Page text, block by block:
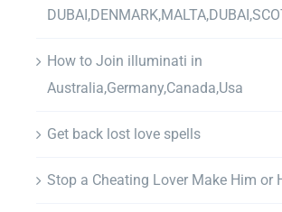
How to Join illuminati in
Australia,Germany,Canada,Usa
Get back lost love spells
Stop a Cheating Lover Make Him or